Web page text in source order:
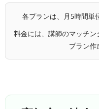
各プランは、月5時間単
料金には、講師のマッチ
プラン作